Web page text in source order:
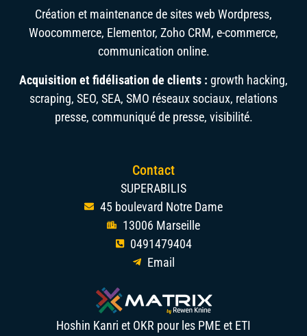
Création et maintenance de sites web Wordpress,
Woocommerce, Elementor, Zoho CRM, e-commerce,
communication online.
Acquisition et fidélisation de clients : growth hacking,
scraping, SEO, SEA, SMO réseaux sociaux, relations
presse, communiqué de presse, visibilité.
Contact
SUPERABILIS
45 boulevard Notre Dame
13006 Marseille
0491479404
Email
Hoshin Kanri et OKR pour les PME et ETI